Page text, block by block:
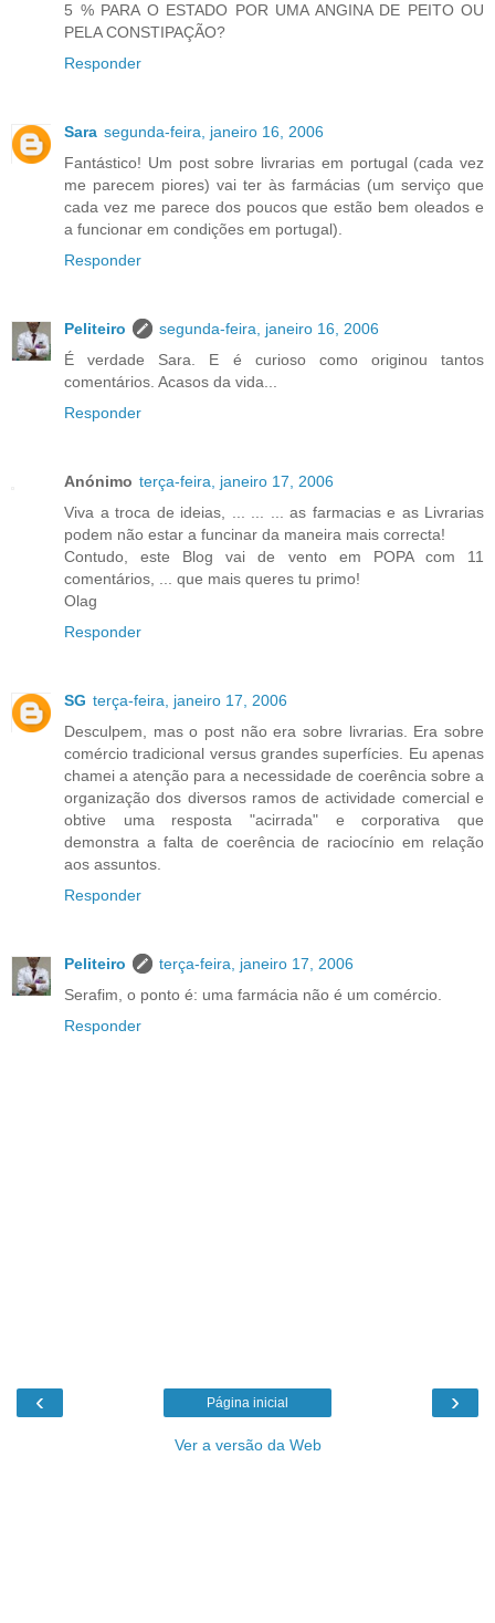
5 % PARA O ESTADO POR UMA ANGINA DE PEITO OU
PELA CONSTIPAÇÃO?
Responder
Sara segunda-feira, janeiro 16, 2006
Fantástico! Um post sobre livrarias em portugal (cada vez
me parecem piores) vai ter às farmácias (um serviço que
cada vez me parece dos poucos que estão bem oleados e
a funcionar em condições em portugal).
Responder
Peliteiro
segunda-feira, janeiro 16, 2006
É verdade Sara. E é curioso como originou tantos
comentários. Acasos da vida...
Responder
Anónimo terça-feira, janeiro 17, 2006
Viva a troca de ideias, ... ... ... as farmacias e as Livrarias
podem não estar a funcinar da maneira mais correcta!
Contudo, este Blog vai de vento em POPA com 11
comentários, ... que mais queres tu primo!
Olag
Responder
SG terça-feira, janeiro 17, 2006
Desculpem, mas o post não era sobre livrarias. Era sobre
comércio tradicional versus grandes superfícies. Eu apenas
chamei a atenção para a necessidade de coerência sobre a
organização dos diversos ramos de actividade comercial e
obtive uma resposta "acirrada" e corporativa que
demonstra a falta de coerência de raciocínio em relação
aos assuntos.
Responder
Peliteiro
terça-feira, janeiro 17, 2006
Serafim, o ponto é: uma farmácia não é um comércio.
Responder
‹ ›
Página inicial
Ver a versão da Web